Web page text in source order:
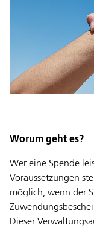
Worum geht es?
Wer eine Spende
Voraussetzungen
möglich, wenn der
Dieser